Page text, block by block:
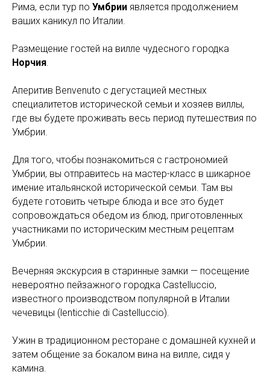
Рима, если тур по Умбрии является продолжением
ваших каникул по Италии.
Размещение гостей на вилле чудесного городка
Норчия.
Аперитив Benvenuto с дегустацией местных
специалитетов исторической семьи и хозяев виллы,
где вы будете проживать весь период путешествия по
Умбрии.
Для того, чтобы познакомиться с гастрономией
Умбрии, вы отправитесь на мастер-класс в шикарное
имение итальянской исторической семьи. Там вы
будете готовить четыре блюда и все это будет
сопровождаться обедом из блюд, приготовленных
участниками по историческим местным рецептам
Умбрии.
Вечерняя экскурсия в старинные замки — посещение
невероятно пейзажного городка Castelluccio,
известного производством популярной в Италии
чечевицы (lenticchie di Castelluccio).
Ужин в традиционном ресторане с домашней кухней и
затем общение за бокалом вина на вилле, сидя у
камина.